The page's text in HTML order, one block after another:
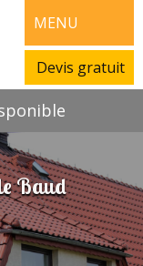
MENU
Devis gratuit
Baud